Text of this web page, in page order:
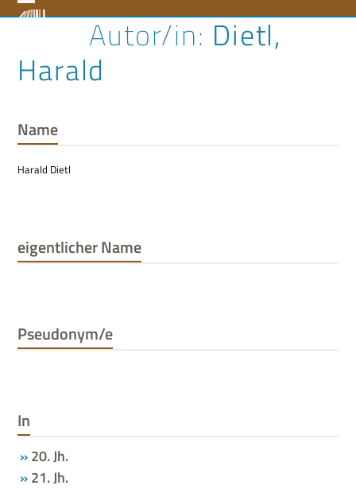
to Open
menu
Close
menu
Dietl,
Harald
Name
Harald Dietl
eigentlicher Name
Pseudonym/e
In
20. Jh.
21. Jh.